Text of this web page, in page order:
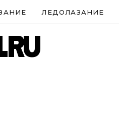
ЛЕДОЛАЗАНИЕ